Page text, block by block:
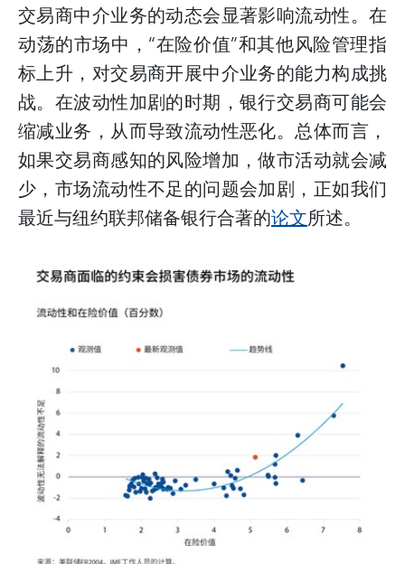
交易商中介业务的动态会显著影响流动性。在
动荡的市场中，“在险价值”和其他风险管理指
标上升，对交易商开展中介业务的能力构成挑
战。在波动性加剧的时期，银行交易商可能会
缩减业务，从而导致流动性恶化。总体而言，
如果交易商感知的风险增加，做市活动就会减
少，市场流动性不足的问题会加剧，正如我们
最近与纽约联邦储备银行合著的论文所述。